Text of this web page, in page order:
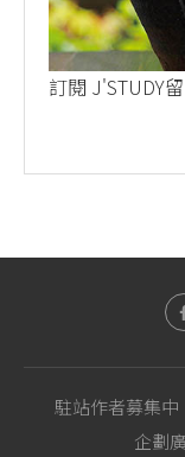
訂閱 J'STUDY
駐站作者募集中
企劃